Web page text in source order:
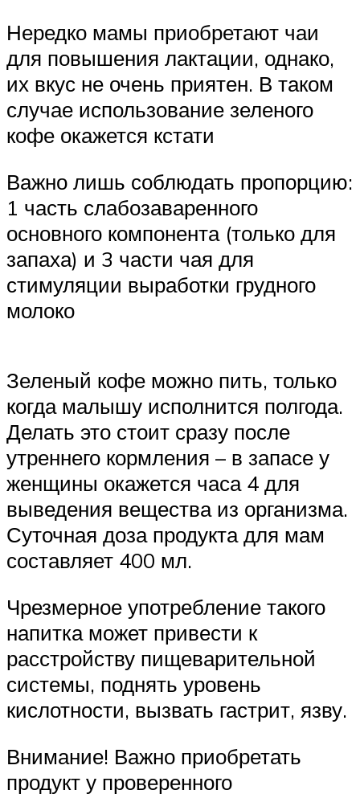
Нередко мамы приобретают чаи
для повышения лактации, однако,
их вкус не очень приятен. В таком
случае использование зеленого
кофе окажется кстати
Важно лишь соблюдать пропорцию:
1 часть слабозаваренного
основного компонента (только для
запаха) и 3 части чая для
стимуляции выработки грудного
молоко
Зеленый кофе можно пить, только
когда малышу исполнится полгода.
Делать это стоит сразу после
утреннего кормления – в запасе у
женщины окажется часа 4 для
выведения вещества из организма.
Суточная доза продукта для мам
составляет 400 мл.
Чрезмерное употребление такого
напитка может привести к
расстройству пищеварительной
системы, поднять уровень
кислотности, вызвать гастрит, язву.
Внимание! Важно приобретать
продукт у проверенного